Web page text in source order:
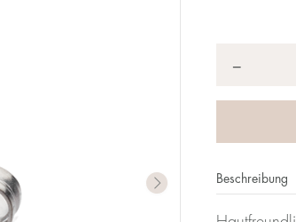
−
Beschreibung